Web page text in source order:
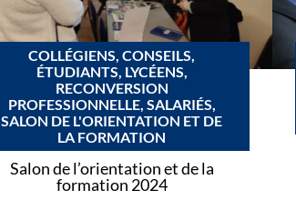
COLLÉGIENS, CONSEILS,
ÉTUDIANTS, LYCÉENS,
RECONVERSION
PROFESSIONNELLE, SALARIÉS,
SALON DE L'ORIENTATION ET DE
LA FORMATION
Salon de l’orientation et de la
formation 2024